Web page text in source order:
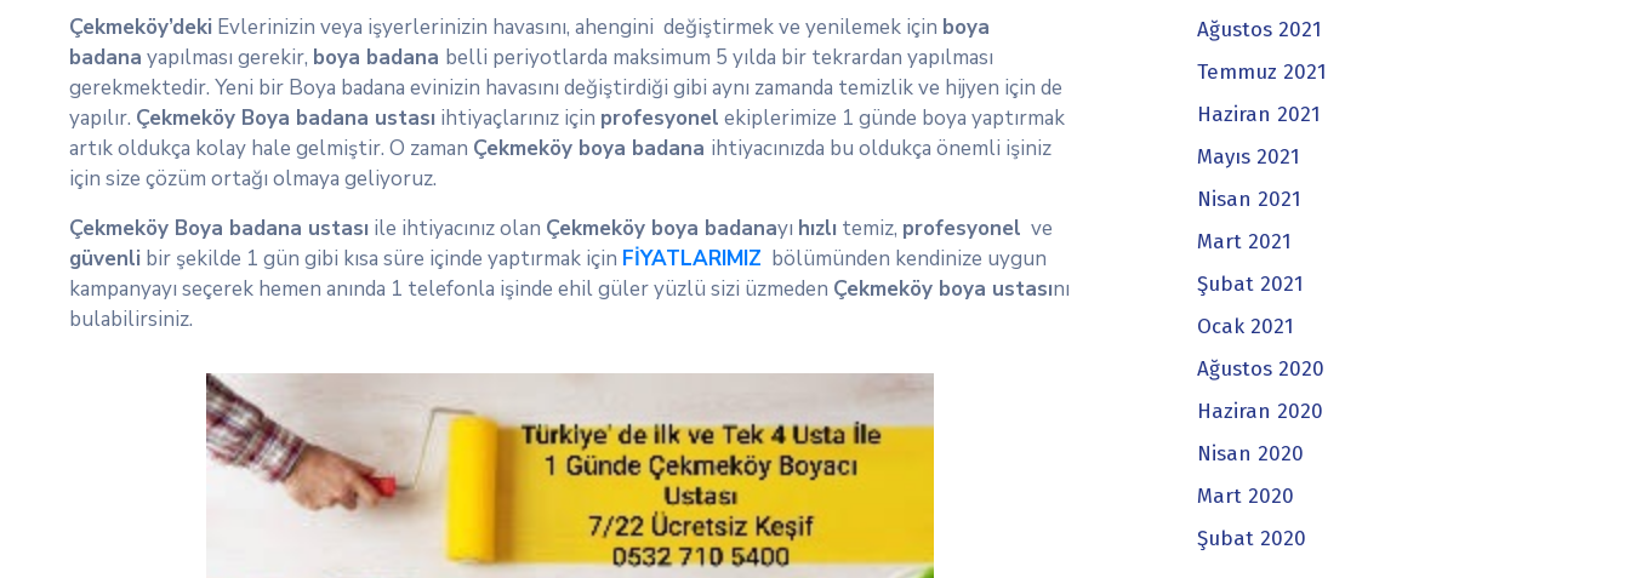
Çekmeköy’deki Evlerinizin veya işyerlerinizin havasını, ahengini değiştirmek ve yenilemek için boya
badana yapılması gerekir, boya badana belli periyotlarda maksimum 5 yılda bir tekrardan yapılması
gerekmektedir. Yeni bir Boya badana evinizin havasını değiştirdiği gibi aynı zamanda temizlik ve hijyen için de
yapılır. Çekmeköy Boya badana ustası ihtiyaçlarınız için profesyonel ekiplerimize 1 günde boya yaptırmak
artık oldukça kolay hale gelmiştir. O zaman Çekmeköy boya badana ihtiyacınızda bu oldukça önemli işiniz
için size çözüm ortağı olmaya geliyoruz.
Çekmeköy Boya badana ustası ile ihtiyacınız olan Çekmeköy boya badanayı hızlı temiz, profesyonel ve
güvenli bir şekilde 1 gün gibi kısa süre içinde yaptırmak için FİYATLARIMIZ bölümünden kendinize uygun
kampanyayı seçerek hemen anında 1 telefonla işinde ehil güler yüzlü sizi üzmeden Çekmeköy boya ustasını
bulabilirsiniz.
Ağustos 2021
Temmuz 2021
Haziran 2021
Mayıs 2021
Nisan 2021
Mart 2021
Şubat 2021
Ocak 2021
Ağustos 2020
Haziran 2020
Nisan 2020
Mart 2020
Şubat 2020